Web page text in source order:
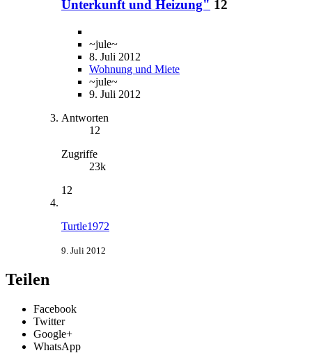
Unterkunft und Heizung" 12
~jule~
8. Juli 2012
Wohnung und Miete
~jule~
9. Juli 2012
Antworten
12
Zugriffe
23k
12
Turtle1972
9. Juli 2012
Teilen
Facebook
Twitter
Google+
WhatsApp